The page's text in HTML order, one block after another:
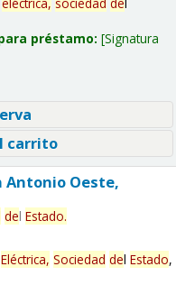
préstamo: Signatura
carrito
Antonio Oeste,
del Estado.
Eléctrica, Sociedad del Estado,